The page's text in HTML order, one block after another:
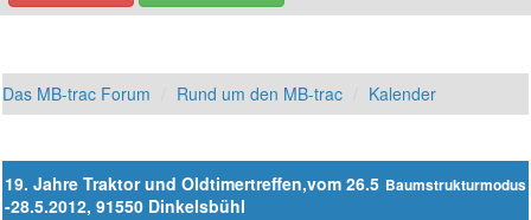
Das MB-trac Forum Rund um den MB-trac Kalender
Baumstrukturmodus
19. Jahre Traktor und Oldtimertreffen,vom 26.5
-28.5.2012, 91550 Dinkelsbühl